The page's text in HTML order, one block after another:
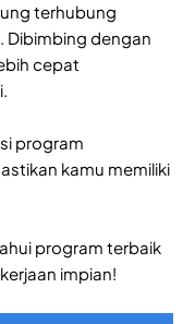
terhubung
Dibimbing dengan
cepat
program
kamu memiliki
program terbaik
impian!